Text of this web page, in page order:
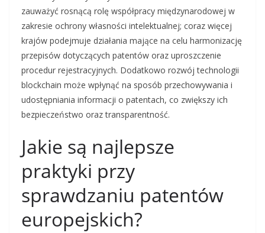
zauważyć rosnącą rolę współpracy międzynarodowej w
zakresie ochrony własności intelektualnej; coraz więcej
krajów podejmuje działania mające na celu harmonizację
przepisów dotyczących patentów oraz uproszczenie
procedur rejestracyjnych. Dodatkowo rozwój technologii
blockchain może wpłynąć na sposób przechowywania i
udostępniania informacji o patentach, co zwiększy ich
bezpieczeństwo oraz transparentność.
Jakie są najlepsze
praktyki przy
sprawdzaniu patentów
europejskich?